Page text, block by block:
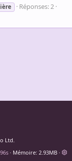
Réponses: 2
Ltd.
Mémoire 2.93MB